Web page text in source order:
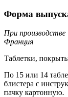
Форма
При
Франция
Таблетки,
По 15 или 14
блистера с
пачку картонную.